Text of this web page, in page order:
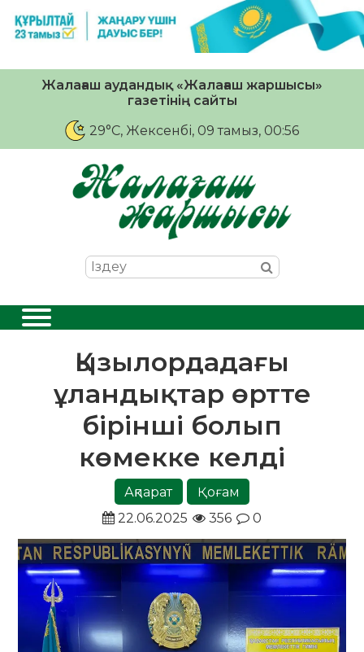
Жалағаш аудандық «Жалағаш жаршысы»
газетінің сайты
29°C, Жексенбі, 09 тамыз, 00:56
Қызылордадағы
ұландықтар өртте
бірінші болып
көмекке келді
Ақпарат
Қоғам
22.06.2025
356 0